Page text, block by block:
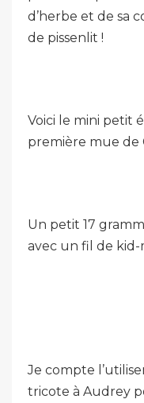
d’herbe et de sa
de pissenlit !
Voici le mini petit
première mue de
Un petit 17
avec un fil de kid-
Je compte
tricote à Audrey